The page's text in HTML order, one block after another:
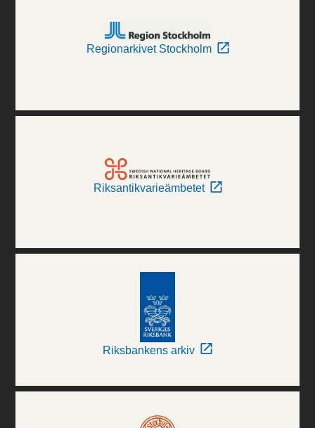
Regionarkivet Stockholm
Riksantikvarieämbetet
Riksbankens arkiv